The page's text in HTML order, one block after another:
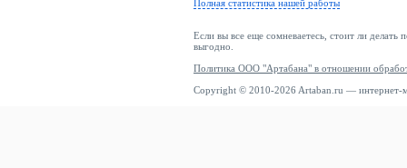
Полная статистика нашей работы
Если вы все еще сомневаетесь, стоит ли делать
выгодно.
Политика ООО "Артабана" в отношении
Copyright © 2010-2026 Artaban.ru — интернет-